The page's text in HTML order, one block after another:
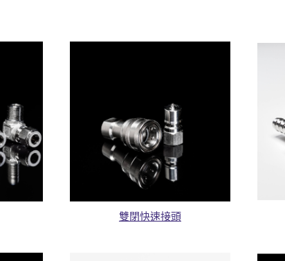
雙閉快速接頭